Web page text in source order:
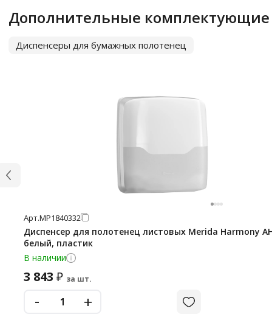
Дополнительные комплектующие
Диспенсеры для бумажных полотенец
Арт.МР1840332
Диспенсер для полотенец листовых Merida Harmony
белый, пластик
В наличии
3 843 ₽ за шт.
- +